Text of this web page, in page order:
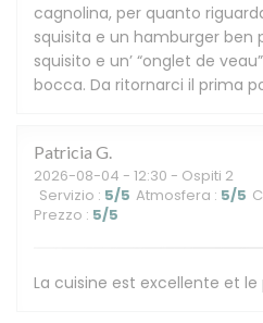
cagnolina, per quanto
squisita e un hamburger ben
squisito e un’ “onglet de
bocca. Da ritornarci il prima
Patricia G
2026-08-04 - 12:30 - Ospiti 2
Servizio : 5/5 Atmosfera : 5/5
Prezzo : 5/5
La cuisine est excellente et